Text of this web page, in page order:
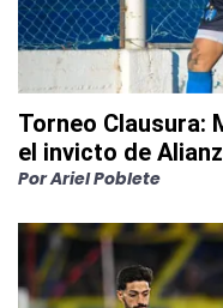
Torneo Clausura:
el invicto de
PorAriel Poblete